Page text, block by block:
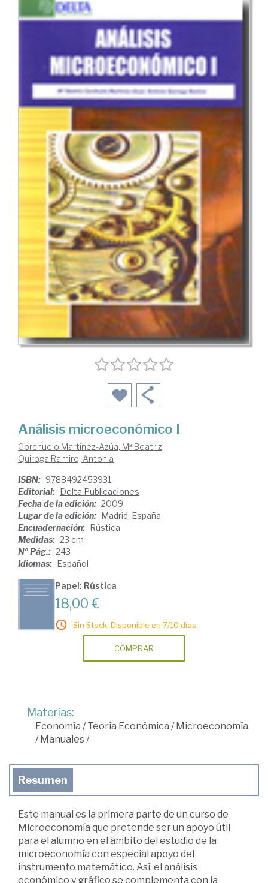
Análisis microeconómico I
Corchuelo Martínez-Azúa, Mª Beatriz
Quiroga Ramiro, Antonia
ISBN: 9788492453931
Editorial: Delta Publicaciones
Fecha de la edición: 2009
Lugar de la edición: Madrid. España
Encuadernación: Rústica
Medidas: 23 cm
Nº Pág.: 243
Idiomas: Español
Papel: Rústica
18,00 €
Sin Stock. Disponible en 7/10 días.
COMPRAR
Materias:
Economía /Teoría Económica /Microeconomía
/Manuales/
Resumen
Este manual es la primera parte de un curso de
Microeconomía que pretende ser un apoyo útil
para el alumno en el ámbito del estudio de la
microeconomía con especial apoyo del
instrumento matemático. Así, el análisis
económico y gráfico se complementa con la